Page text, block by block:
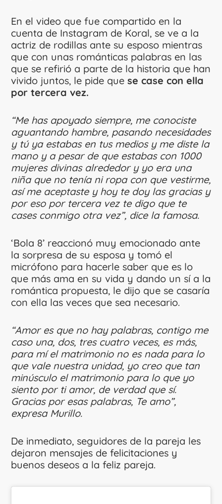
En el video que fue compartido en la
cuenta de Instagram de Koral, se ve a la
actriz de rodillas ante su esposo mientras
que con unas románticas palabras en las
que se refirió a parte de la historia que han
vivido juntos, le pide quese case con ella
por tercera vez.
“Me has apoyado siempre, me conociste
aguantando hambre, pasando necesidades
y tú ya estabas en tus medios y me diste la
mano y a pesar de que estabas con 1000
mujeres divinas alrededor y yo era una
niña que no tenía ni ropa con que vestirme,
así me aceptaste y hoy te doy las gracias y
por eso por tercera vez te digo que te
cases conmigo otra vez”, dice la famosa.
‘Bola 8’ reaccionó muy emocionado ante
la sorpresa de su esposa y tomó el
micrófono para hacerle saber que es lo
que más ama en su vida y dando un sí a la
romántica propuesta, le dijo que se casaría
con ella las veces que sea necesario.
“Amor es que no hay palabras, contigo me
caso una, dos, tres cuatro veces, es más,
para mí el matrimonio no es nada para lo
que vale nuestra unidad, yo creo que tan
minúsculo el matrimonio para lo que yo
siento por ti amor, de verdad que sí.
Gracias por esas palabras, Te amo”,
expresa Murillo.
De inmediato, seguidores de la pareja les
dejaron mensajes de felicitaciones y
buenos deseos a la feliz pareja.